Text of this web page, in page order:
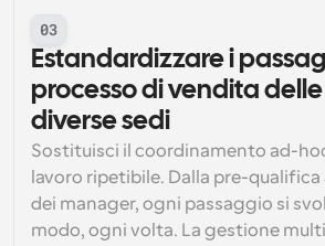
03
Estandardizzare i
processo di vendita
diverse sedi
Sostituisci il coordinamento ad-
lavoro ripetibile. Dalla pre-
dei manager, ogni passaggio si
modo, ogni volta. La gestione